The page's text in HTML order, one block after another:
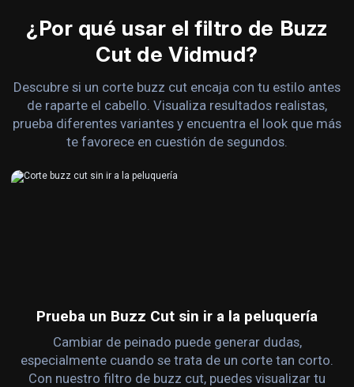
¿Por qué usar el filtro de Buzz
Cut de Vidmud?
Descubre si un corte buzz cut encaja con tu estilo antes
de raparte el cabello. Visualiza resultados realistas,
prueba diferentes variantes y encuentra el look que más
te favorece en cuestión de segundos.
Prueba un Buzz Cut sin ir a la peluquería
Cambiar de peinado puede generar dudas,
especialmente cuando se trata de un corte tan corto.
Con nuestro filtro de buzz cut, puedes visualizar tu